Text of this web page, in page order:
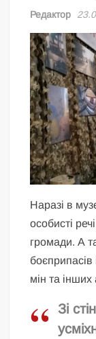
Редактор
Наразі в
особисті
громади. А
боєприпасів
мін та інших
Зі